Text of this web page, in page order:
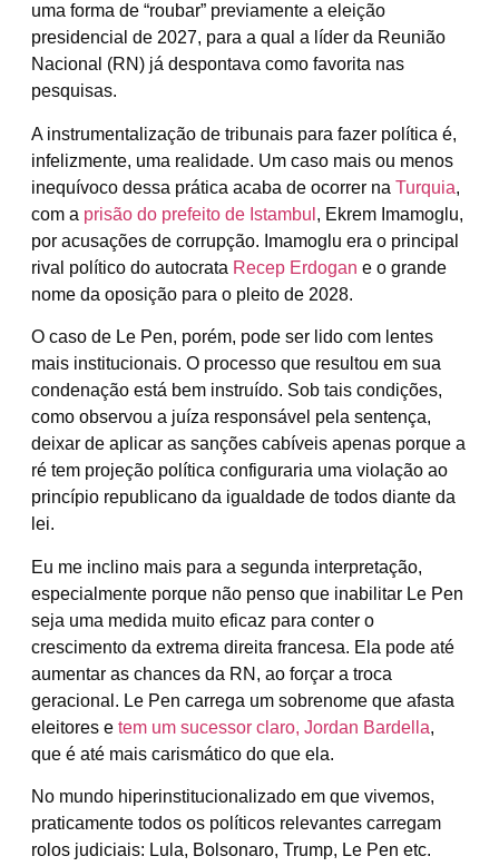
uma forma de “roubar” previamente a eleição
presidencial de 2027, para a qual a líder da Reunião
Nacional (RN) já despontava como favorita nas
pesquisas.
A instrumentalização de tribunais para fazer política é,
infelizmente, uma realidade. Um caso mais ou menos
inequívoco dessa prática acaba de ocorrer na Turquia,
com a prisão do prefeito de Istambul , Ekrem Imamoglu,
por acusações de corrupção. Imamoglu era o principal
rival político do autocrata Recep Erdogan e o grande
nome da oposição para o pleito de 2028.
O caso de Le Pen, porém, pode ser lido com lentes
mais institucionais. O processo que resultou em sua
condenação está bem instruído. Sob tais condições,
como observou a juíza responsável pela sentença,
deixar de aplicar as sanções cabíveis apenas porque a
ré tem projeção política configuraria uma violação ao
princípio republicano da igualdade de todos diante da
lei.
Eu me inclino mais para a segunda interpretação,
especialmente porque não penso que inabilitar Le Pen
seja uma medida muito eficaz para conter o
crescimento da extrema direita francesa. Ela pode até
aumentar as chances da RN, ao forçar a troca
geracional. Le Pen carrega um sobrenome que afasta
eleitores e tem um sucessor claro, Jordan Bardella,
que é até mais carismático do que ela.
No mundo hiperinstitucionalizado em que vivemos,
praticamente todos os políticos relevantes carregam
rolos judiciais: Lula, Bolsonaro, Trump, Le Pen etc.